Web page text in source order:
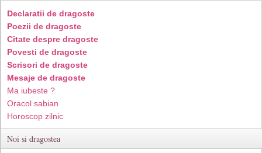
Declaratii de dragoste
Poezii de dragoste
Citate despre dragoste
Povesti de dragoste
Scrisori de dragoste
Mesaje de dragoste
Ma iubeste ?
Oracol sabian
Horoscop zilnic
Noi si dragostea